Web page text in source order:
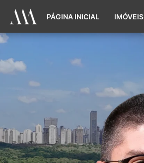
PÁGINA INICIAL IMÓVEIS